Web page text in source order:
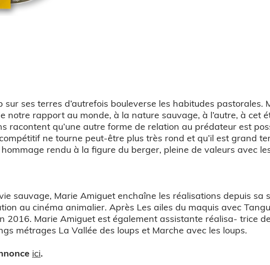
sur ses terres d’autrefois bouleverse les habitudes pastorales.
notre rapport au monde, à la nature sauvage, à l’autre, à cet
racontent qu’une autre forme de relation au prédateur est
ne tourne peut-être plus très rond et qu’il est grand
rendu à la figure du berger, pleine de valeurs avec
sauvage, Marie Amiguet enchaîne les réalisations depuis sa
au cinéma animalier. Après Les ailes du maquis avec
2016. Marie Amiguet est également assistante réalisa- trice
métrages La Vallée des loups et Marche avec les loups.
ici.